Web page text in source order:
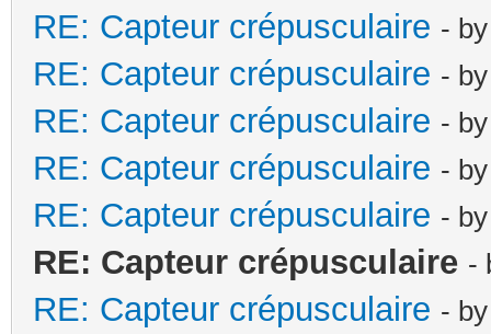
RE: Capteur crépusculaire -
RE: Capteur crépusculaire -
RE: Capteur crépusculaire -
RE: Capteur crépusculaire -
RE: Capteur crépusculaire -
RE: Capteur crépusculaire -
RE: Capteur crépusculaire -